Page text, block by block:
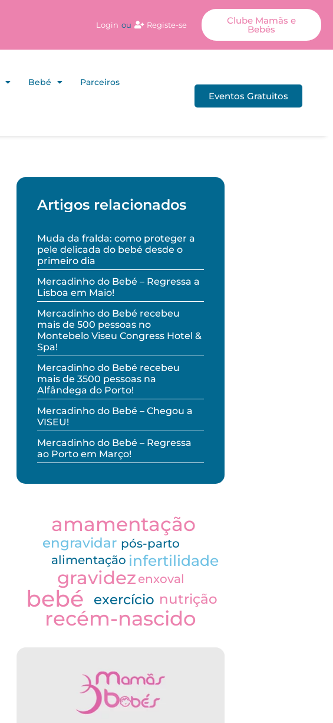
Login ou Registe-se Clube Mamãs e
Bebés
Bebé Parceiros
Eventos Gratuitos
Artigos relacionados
Muda da fralda: como proteger a
pele delicada do bebé desde o
primeiro dia
Mercadinho do Bebé – Regressa a
Lisboa em Maio!
Mercadinho do Bebé recebeu
mais de 500 pessoas no
Montebelo Viseu Congress Hotel &
Spa!
Mercadinho do Bebé recebeu
mais de 3500 pessoas na
Alfândega do Porto!
Mercadinho do Bebé – Chegou a
VISEU!
Mercadinho do Bebé – Regressa
ao Porto em Março!
amamentação
engravidar pós-parto
alimentação infertilidade
gravidez enxoval
bebé exercício nutrição
recém-nascido